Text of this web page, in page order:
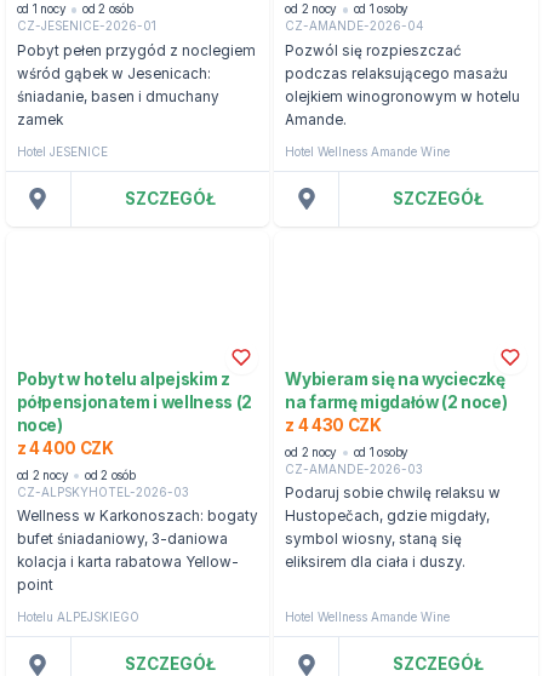
od 1 nocy
od 2 osób
CZ-JESENICE-2026-01
Pobyt pełen przygód z noclegiem
wśród gąbek w Jesenicach:
śniadanie, basen i dmuchany
zamek
Hotel JESENICE
SZCZEGÓŁ
od 2 nocy
od 1 osoby
CZ-AMANDE-2026-04
Pozwól się rozpieszczać
podczas relaksującego masażu
olejkiem winogronowym w hotelu
Amande.
Hotel Wellness Amande Wine
SZCZEGÓŁ
Pobyt w hotelu alpejskim z
półpensjonatem i wellness (2
noce)
z 4 400 CZK
od 2 nocy
od 2 osób
CZ-ALPSKYHOTEL-2026-03
Wellness w Karkonoszach: bogaty
bufet śniadaniowy, 3-daniowa
kolacja i karta rabatowa Yellow-
point
Hotelu ALPEJSKIEGO
SZCZEGÓŁ
Wybieram się na wycieczkę
na farmę migdałów (2 noce)
z 4 430 CZK
od 2 nocy
od 1 osoby
CZ-AMANDE-2026-03
Podaruj sobie chwilę relaksu w
Hustopečach, gdzie migdały,
symbol wiosny, staną się
eliksirem dla ciała i duszy.
Hotel Wellness Amande Wine
SZCZEGÓŁ